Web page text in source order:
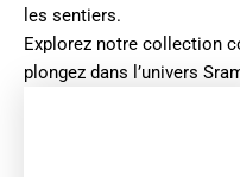
les sentiers.
Explorez notre collection
plongez dans l’univers